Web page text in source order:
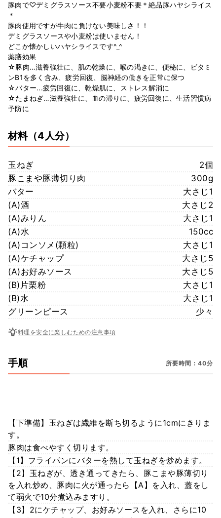
豚肉で♡デミグラスソース不要小麦粉不要＊絶品豚ハヤシライス
＊
豚肉使用ですが牛肉に負けない美味しさ！！
デミグラスソースや小麦粉は使いません！
どこか懐かしいハヤシライスです^_^
薬膳効果
☆豚肉…滋養強壮に、肌の乾燥に、喉の渇きに、便秘に、ビタミ
ンB1を多く含み、疲労回復、脳神経の働きを正常に保つ
☆バター...疲労回復に、乾燥肌に、ストレス解消に
☆たまねぎ…滋養強壮に、血の滞りに、疲労回復に、生活習慣病
予防に
材料（4人分）
玉ねぎ
2個
豚こまや豚薄切り肉
300g
バター
大さじ1
(A)酒
大さじ2
(A)みりん
大さじ1
(A)水
150cc
(A)コンソメ(顆粒)
大さじ1
(A)ケチャップ
大さじ5
(A)お好みソース
大さじ5
(B)片栗粉
大さじ1
(B)水
大さじ1
グリーンピース
少々
料理を安全に楽しむための注意事項
手順 所要時間：40分
【下準備】玉ねぎは繊維を断ち切るように1cmにきりま
す。
豚肉は食べやすく切ります。
【1】フライパンにバターを熱して玉ねぎを炒めます。
【2】玉ねぎが、透き通ってきたら、豚こまや豚薄切り
を入れ炒め、豚肉に火が通ったら【A】を入れ、蓋をし
て弱火で10分煮込みますり。
【3】2にケチャップ、お好みソースを入れ、さらに10